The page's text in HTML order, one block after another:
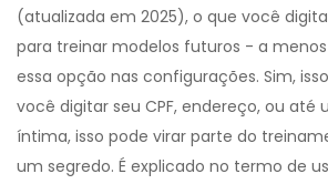
(atualizada em 2025), o que você
para treinar modelos futuros - a
essa opção nas configurações. Sim,
você digitar seu CPF, endereço, ou até
íntima, isso pode virar parte do
um segredo. É explicado no termo de